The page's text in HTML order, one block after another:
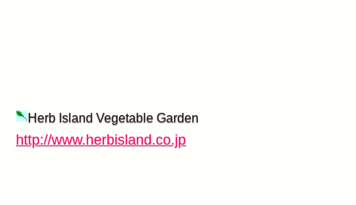
Herb Island Vegetable Garden
http://www.herbisland.co.jp